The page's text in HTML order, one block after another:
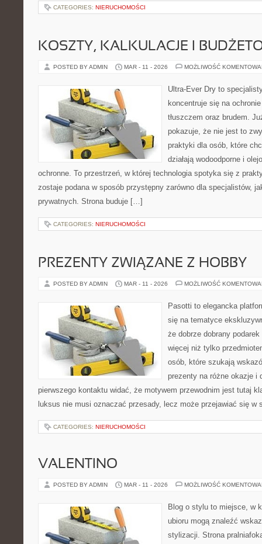
CATEGORIES: NIERUCHOMOŚCI
KOSZTY, KALKULACJE I
POSTED BY ADMIN MAR - 11 - 2026 MOŻLIWOŚĆ
Ultra-Ever Dry to
koncentruje się na
tłuszczem oraz brudem.
pokazuje, że nie jest to
praktyki dla osób, które
działają wodoodporne i
ochronne. To przestrzeń, w której technologia spotyka się z
zostaje podana w sposób przystępny zarówno dla specjalistów,
prywatnych. Strona buduje […]
CATEGORIES: NIERUCHOMOŚCI
PREZENTY ZWIĄZANE Z HOBBY
POSTED BY ADMIN MAR - 11 - 2026 MOŻLIWOŚĆ
Pasotti to elegancka
się na tematyce
że dobrze dobrany
więcej niż tylko
osób, które szukają
prezenty na różne okazje i
pierwszego kontaktu widać, że motywem przewodnim jest tutaj
luksus nie musi oznaczać przesady, lecz może przejawiać się
CATEGORIES: NIERUCHOMOŚCI
VALENTINO
POSTED BY ADMIN MAR - 11 - 2026 MOŻLIWOŚĆ
Blog o stylu to miejsce, w
ubioru mogą znaleźć
stylizacji. Strona